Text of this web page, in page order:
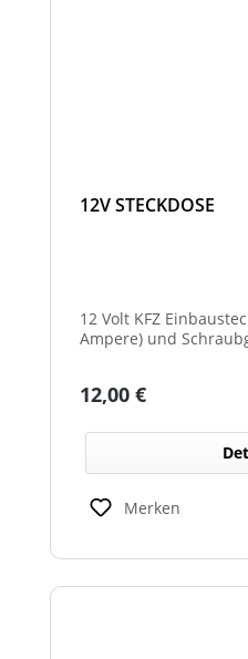
12V STECKDOSE
12 Volt KFZ
Ampere) und
Regulärer Preis:
12,00 €
Merken